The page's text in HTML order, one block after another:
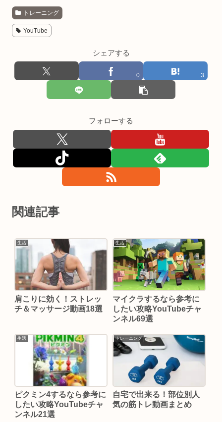
トレーニング
YouTube
シェアする
0 3
フォローする
関連記事
生活
肩こりに効く！ストレッ
チ＆マッサージ動画18選
生活
マイクラするなら参考に
したい攻略YouTubeチャ
ンネル69選
生活
ピクミン4するなら参考に
したい攻略YouTubeチャ
ンネル21選
トレーニング
自宅で出来る！部位別人
気の筋トレ動画まとめ